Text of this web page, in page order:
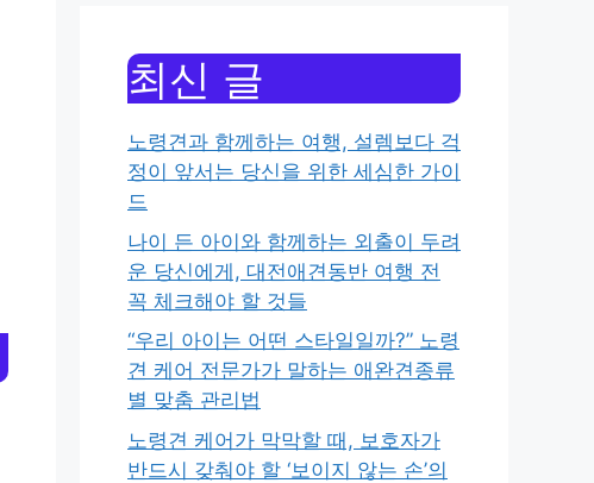
최신 글
노령견과 함께하는 여행, 설렘보다 걱
정이 앞서는 당신을 위한 세심한 가이
드
나이 든 아이와 함께하는 외출이 두려
운 당신에게, 대전애견동반 여행 전
꼭 체크해야 할 것들
“우리 아이는 어떤 스타일일까?” 노령
견 케어 전문가가 말하는 애완견종류
별 맞춤 관리법
노령견 케어가 막막할 때, 보호자가
반드시 갖춰야 할 ‘보이지 않는 손’의